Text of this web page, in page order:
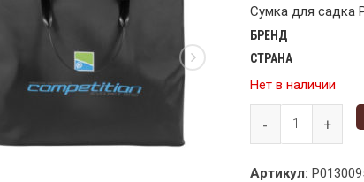
Сумка для садка
БРЕНД
СТРАНА
Нет в наличии
Артикул: